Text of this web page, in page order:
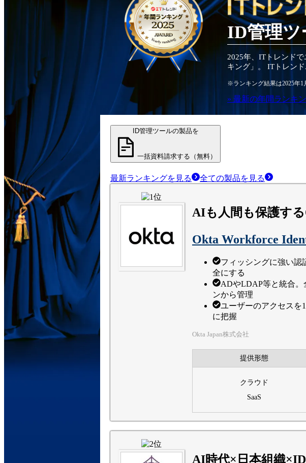
ID管理ツ
2025年、ITトレンド
キング」。 ITトレン
※ランキング結果は2025年1
» 最新の年間ランキ
ID管理ツールの製品を
一括資料請求する（無料）
最新ランキングを見る 全ての製品を見る
AIも人間も保護す
Okta Workforce
フィッシングに強い認
全にする
ADやLDAP等と統合
ンから管理
ユーザーのアクセスを
に把握
Okta Japan株式会社
提供形態
クラウド
SaaS
AI時代×日本組織